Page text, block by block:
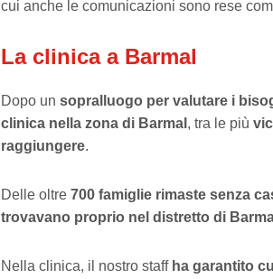
cui anche le comunicazioni sono rese
La clinica a Barmal
Dopo un sopralluogo per valutare i
clinica nella zona di Barmal , tra le più
raggiungere.
Delle oltre700 famiglie rimaste senza
trovavano proprio nel distretto di
Nella clinica, il nostro staffha garantito